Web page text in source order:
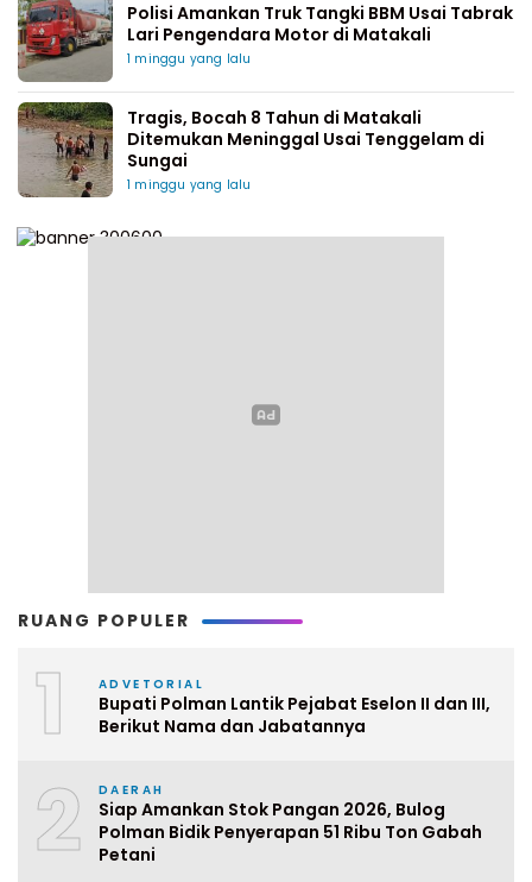
Polisi Amankan Truk Tangki BBM Usai Tabrak
Lari Pengendara Motor di Matakali
1 minggu yang lalu
Tragis, Bocah 8 Tahun di Matakali
Ditemukan Meninggal Usai Tenggelam di
Sungai
1 minggu yang lalu
RUANG POPULER
1 ADVETORIAL
Bupati Polman Lantik Pejabat Eselon II dan III,
Berikut Nama dan Jabatannya
2 DAERAH
Siap Amankan Stok Pangan 2026, Bulog
Polman Bidik Penyerapan 51 Ribu Ton Gabah
Petani